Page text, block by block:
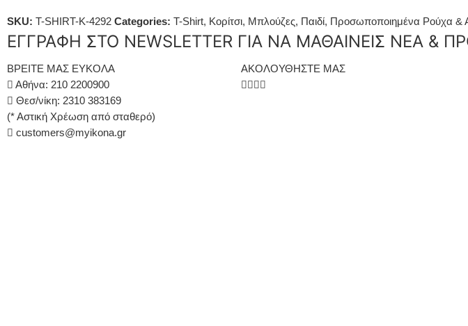
SKU: T-SHIRT-K-4292 Categories: T-Shirt, Κορίτσι, Μπλούζες, Παιδί, Προσωποποιημένα Ρούχα &
ΕΓΓΡΑΦΗ ΣΤΟ NEWSLETTER ΓΙΑ ΝΑ ΜΑΘΑΙΝΕΙΣ ΝΕΑ &
ΒΡΕΙΤΕ ΜΑΣ ΕΥΚΟΛΑ
Αθήνα: 210 2200900
Θεσ/νίκη: 2310 383169
(* Αστική Χρέωση από σταθερό)
customers@myikona.gr
ΑΚΟΛΟΥΘΗΣΤΕ ΜΑΣ